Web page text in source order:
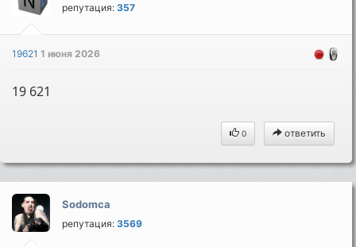
репутация:357
196211 июня 2026
19 621
0 ответить
Sodomca
репутация:3569